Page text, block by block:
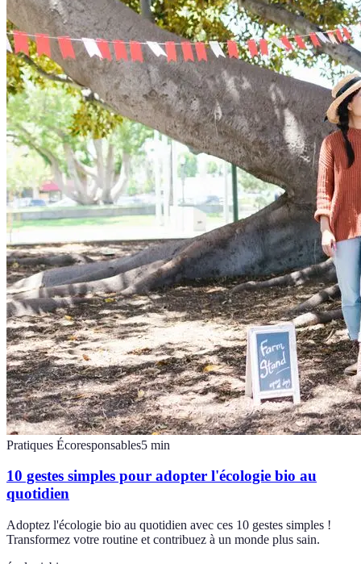
Pratiques Écoresponsables5 min
10 gestes simples pour adopter l'écologie bio au
quotidien
Adoptez l'écologie bio au quotidien avec ces 10 gestes simples !
Transformez votre routine et contribuez à un monde plus sain.